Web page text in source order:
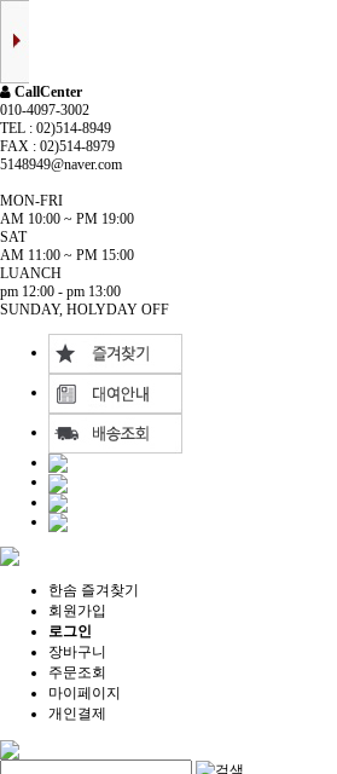
CallCenter
010-4097-3002
TEL : 02)514-8949
FAX : 02)514-8979
5148949@naver.com
MON-FRI
AM 10:00 ~ PM 19:00
SAT
AM 11:00 ~ PM 15:00
LUANCH
pm 12:00 - pm 13:00
SUNDAY, HOLYDAY OFF
한솜 즐겨찾기
회원가입
로그인
장바구니
주문조회
마이페이지
개인결제